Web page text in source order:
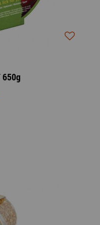
650g